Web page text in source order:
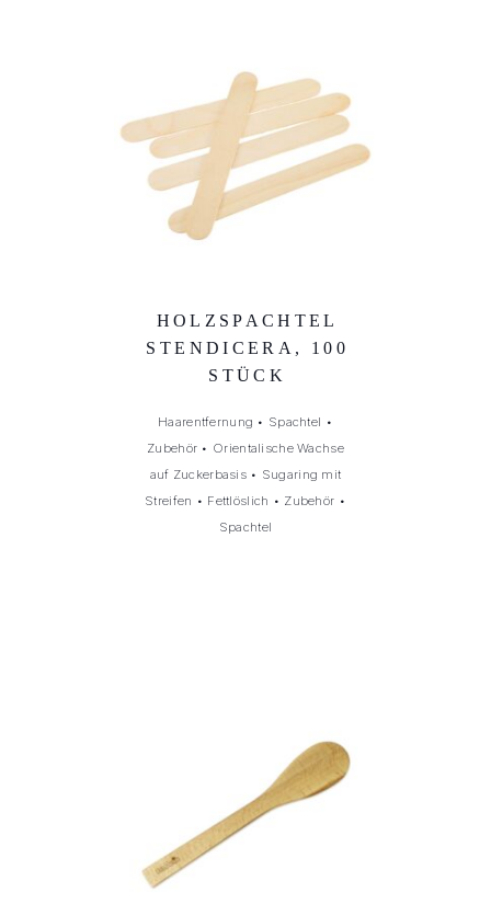
HOLZSPACHTEL
STENDICERA, 100
STÜCK
Haarentfernung • Spachtel •
Zubehör • Orientalische Wachse
auf Zuckerbasis• Sugaring mit
Streifen • Fettlöslich • Zubehör •
Spachtel